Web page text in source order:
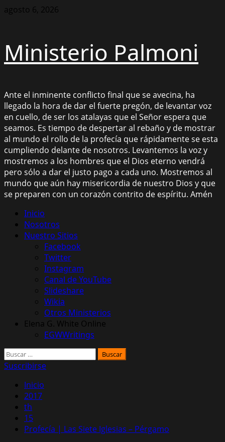
Saltar
agosto 6, 2026
Ministerio Palmoni
Ante el inminente conflicto final que se avecina, ha
llegado la hora de dar el fuerte pregón, de levantar voz
en cuello, de ser los atalayas que el Señor espera que
seamos. Es tiempo de despertar al rebaño y de mostrar
al mundo el rollo de la profecía que rápidamente se esta
cumpliendo delante de nosotros. Levantemos la voz y
mostremos a los hombres que el Dios eterno vendrá
pero sólo a dar el justo pago a cada uno. Mostremos al
mundo que aún hay misericordia de nuestro Dios y que
se preparen con un corazón contrito de espíritu. Amén
Menú
principal
Inicio
Nosotros
Nuestro Sitios
Facebook
Twitter
Instagram
Canal de YouTube
Slideshare
Wikia
Otros Ministerios
Elena G. White Online
EGWWritings
Buscar:
Suscribirse
Inicio
2017
th
15
Profecía | Las Siete Iglesias – Pérgamo